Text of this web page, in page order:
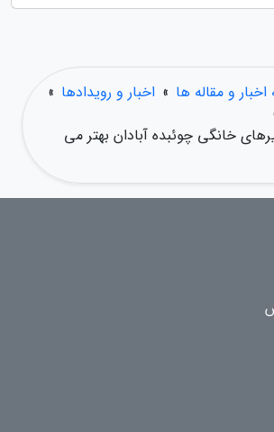
و مقاله ها » اخبار و رویدادها »
خانگی چوئبده آبادان بهتر می